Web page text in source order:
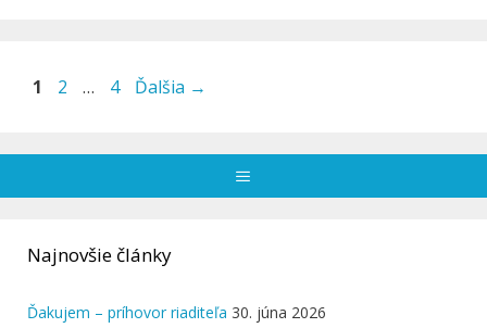
Stránka
1 Stránka
2 … Stránka
4 Ďalšia →
Najnovšie články
Ďakujem – príhovor riaditeľa 30. júna 2026